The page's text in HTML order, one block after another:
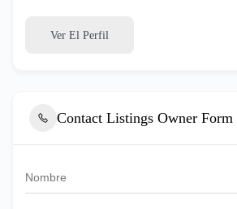
Ver El Perfil
Contact Listings Owner Form